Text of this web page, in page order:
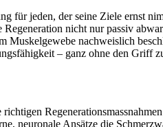
für jeden, der seine Ziele ernst
nicht nur passiv
Muskelgewebe nachweislich
– ganz ohne den Griff
neuronale Ansätze die